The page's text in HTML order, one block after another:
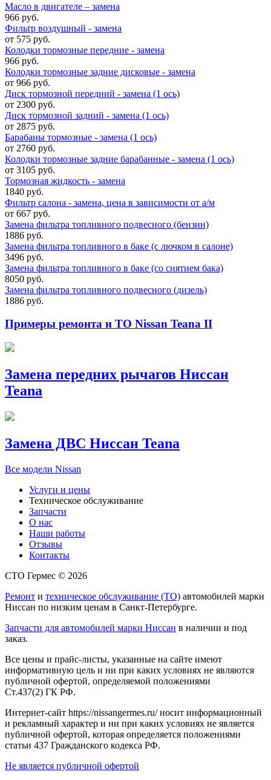
Масло в двигателе – замена
966 руб.
Фильтр воздушный - замена
от 575 руб.
Колодки тормозные передние - замена
966 руб.
Колодки тормозные задние дисковые - замена
от 966 руб.
Диск тормозной передний - замена (1 ось)
от 2300 руб.
Диск тормозной задний - замена (1 ось)
от 2875 руб.
Барабаны тормозные - замена (1 ось)
от 2760 руб.
Колодки тормозные задние барабанные - замена (1 ось)
от 3105 руб.
Тормозная жидкость - замена
1840 руб.
Фильтр салона - замена, цена в зависимости от а/м
от 667 руб.
Замена фильтра топливного подвесного (бензин)
1886 руб.
Замена фильтра топливного в баке (с лючком в салоне)
3496 руб.
Замена фильтра топливного в баке (со снятием бака)
8050 руб.
Замена фильтра топливного подвесного (дизель)
1886 руб.
Примеры ремонта и ТО Nissan Teana II
Замена передних рычагов Ниссан
Teana
Замена ДВС Ниссан Teana
Все модели Nissan
Услуги и цены
Техническое обслуживание
Запчасти
О нас
Наши работы
Отзывы
Контакты
СТО Гермес © 2026
Ремонт и техническое обслуживание (ТО) автомобилей марки
Ниссан по низким ценам в Санкт-Петербурге.
Запчасти для автомобилей марки Ниссан в наличии и под
заказ.
Все цены и прайс-листы, указанные на сайте имеют
информативную цель и ни при каких условиях не являются
публичной офертой, определяемой положениями
Ст.437(2) ГК РФ.
Интернет-сайт https://nissangermes.ru/ носит информационный
и рекламный характер и ни при каких условиях не является
публичной офертой, которая определяется положениями
статьи 437 Гражданского кодекса РФ.
Не является публичной офертой